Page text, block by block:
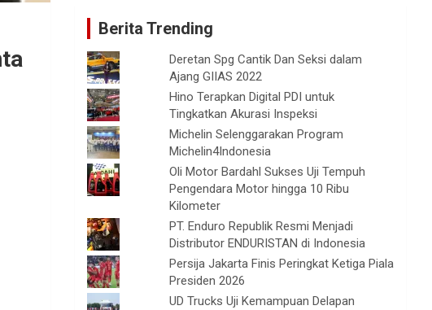
Berita Trending
Deretan Spg Cantik Dan Seksi dalam
Ajang GIIAS 2022
Hino Terapkan Digital PDI untuk
Tingkatkan Akurasi Inspeksi
Michelin Selenggarakan Program
Michelin4Indonesia
Oli Motor Bardahl Sukses Uji Tempuh
Pengendara Motor hingga 10 Ribu
Kilometer
PT. Enduro Republik Resmi Menjadi
Distributor ENDURISTAN di Indonesia
Persija Jakarta Finis Peringkat Ketiga Piala
Presiden 2026
UD Trucks Uji Kemampuan Delapan